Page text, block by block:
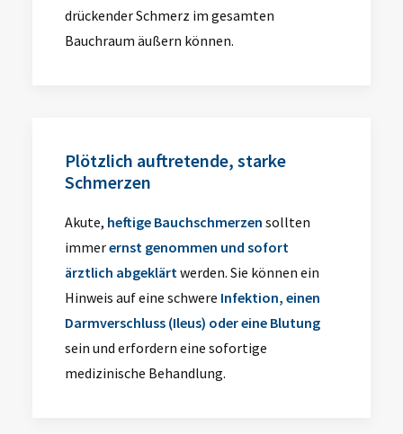
drückender Schmerz im gesamten
Bauchraum äußern können.
Plötzlich auftretende, starke
Schmerzen
Akute, heftige Bauchschmerzen sollten
immerernst genommen und sofort
ärztlich abgeklärtwerden. Sie können ein
Hinweis auf eine schwere Infektion, einen
Darmverschluss (Ileus) oder eine Blutung
sein und erfordern eine sofortige
medizinische Behandlung.